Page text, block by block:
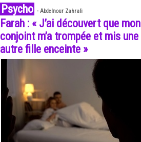
Psycho - Abdelnour Zahrali
Farah : « J’ai découvert que mon
conjoint m’a trompée et mis une
autre fille enceinte »